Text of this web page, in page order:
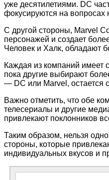
уже десятилетиями. DC
фокусируются на вопросах
С другой стороны, Marvel
персонажей и создает
Человек и Халк, обладают
Каждая из компаний имеет
пока другие выбирают
— DC или Marvel, остается
Важно отметить, что обе
телесериалы и другие
привлекают поклонников
Таким образом, нельзя
стороны, которые
индивидуальных вкусов и